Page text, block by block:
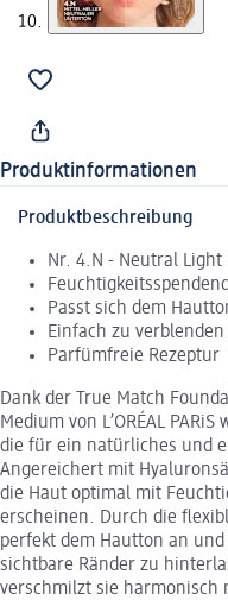
Produktinformationen
Produktbeschreibung
Nr. 4.N - Neutral Light
Passt sich dem
Einfach zu verblenden
Parfümfreie Rezeptur
Dank der True Match
Medium von L’ORÉAL
die für ein natürliches und
Angereichert mit
die Haut optimal mit
erscheinen. Durch die
perfekt dem Hautton an
sichtbare Ränder zu
verschmilzt sie harmonisch